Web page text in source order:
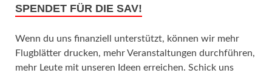
SPENDET FÜR DIE SAV!
Wenn du uns finanziell unterstützt, können wir mehr
Flugblätter drucken, mehr Veranstaltungen durchführen,
mehr Leute mit unseren Ideen erreichen. Schick uns